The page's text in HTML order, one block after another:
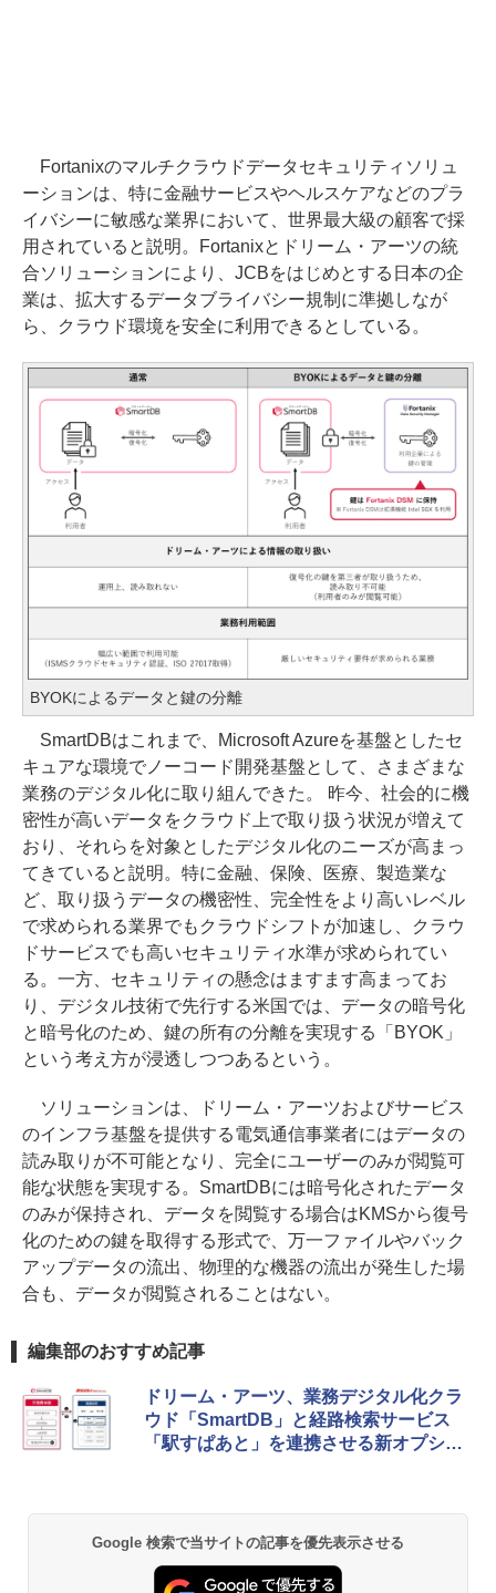
Fortanixのマルチクラウドデータセキュリティソリュ
ーションは、特に金融サービスやヘルスケアなどのプラ
イバシーに敏感な業界において、世界最大級の顧客で採
用されていると説明。Fortanixとドリーム・アーツの統
合ソリューションにより、JCBをはじめとする日本の企
業は、拡大するデータブライバシー規制に準拠しなが
ら、クラウド環境を安全に利用できるとしている。
BYOKによるデータと鍵の分離
SmartDBはこれまで、Microsoft Azureを基盤としたセ
キュアな環境でノーコード開発基盤として、さまざまな
業務のデジタル化に取り組んできた。 昨今、社会的に機
密性が高いデータをクラウド上で取り扱う状況が増えて
おり、それらを対象としたデジタル化のニーズが高まっ
てきていると説明。特に金融、保険、医療、製造業な
ど、取り扱うデータの機密性、完全性をより高いレベル
で求められる業界でもクラウドシフトが加速し、クラウ
ドサービスでも高いセキュリティ水準が求められてい
る。一方、セキュリティの懸念はますます高まってお
り、デジタル技術で先行する米国では、データの暗号化
と暗号化のため、鍵の所有の分離を実現する「BYOK」
という考え方が浸透しつつあるという。
ソリューションは、ドリーム・アーツおよびサービス
のインフラ基盤を提供する電気通信事業者にはデータの
読み取りが不可能となり、完全にユーザーのみが閲覧可
能な状態を実現する。SmartDBには暗号化されたデータ
のみが保持され、データを閲覧する場合はKMSから復号
化のための鍵を取得する形式で、万一ファイルやバック
アップデータの流出、物理的な機器の流出が発生した場
合も、データが閲覧されることはない。
編集部のおすすめ記事
ドリーム・アーツ、業務デジタル化クラ
ウド「SmartDB」と経路検索サービス
「駅すぱあと」を連携させる新オプショ
Google 検索で当サイトの記事を優先表示させる